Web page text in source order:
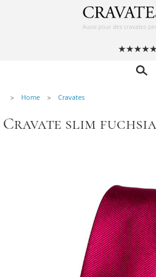
Nos accessoires hommes
Home Cravates
Cravate slim fuchsia